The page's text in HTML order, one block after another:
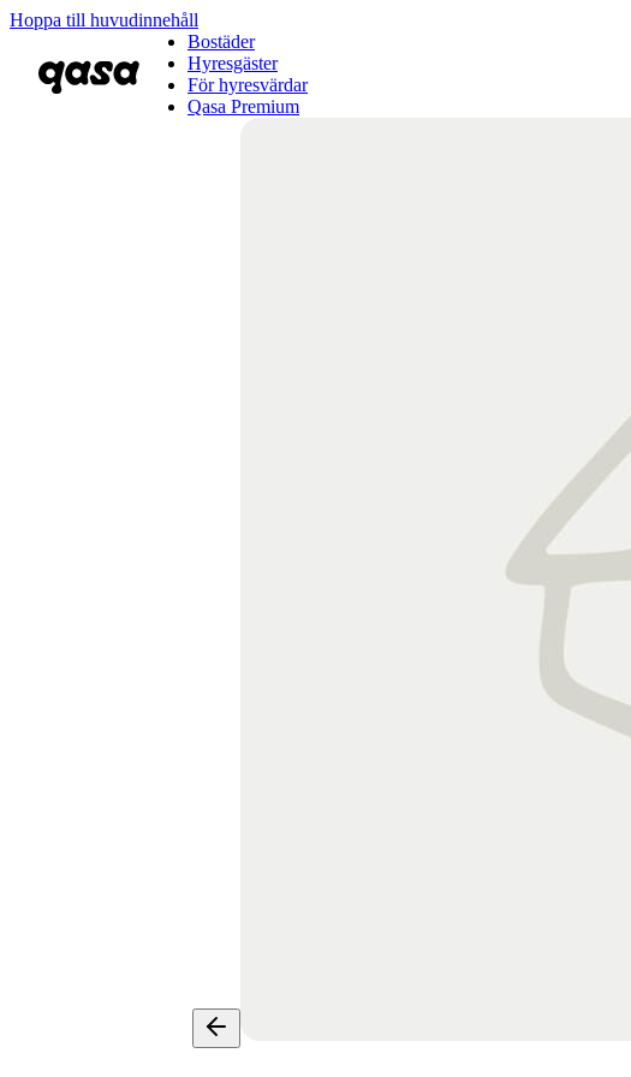
Hoppa till huvudinnehåll
Bostäder
Hyresgäster
För hyresvärdar
Qasa Premium